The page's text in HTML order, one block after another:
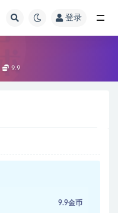
登录
9.9
9.9金币